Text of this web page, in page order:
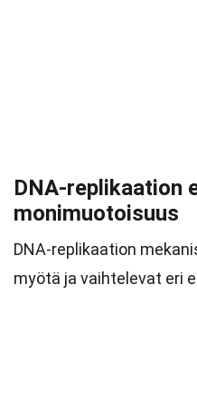
DNA-replikaation
monimuotoisuus
DNA-replikaation
myötä ja vaihtelevat eri